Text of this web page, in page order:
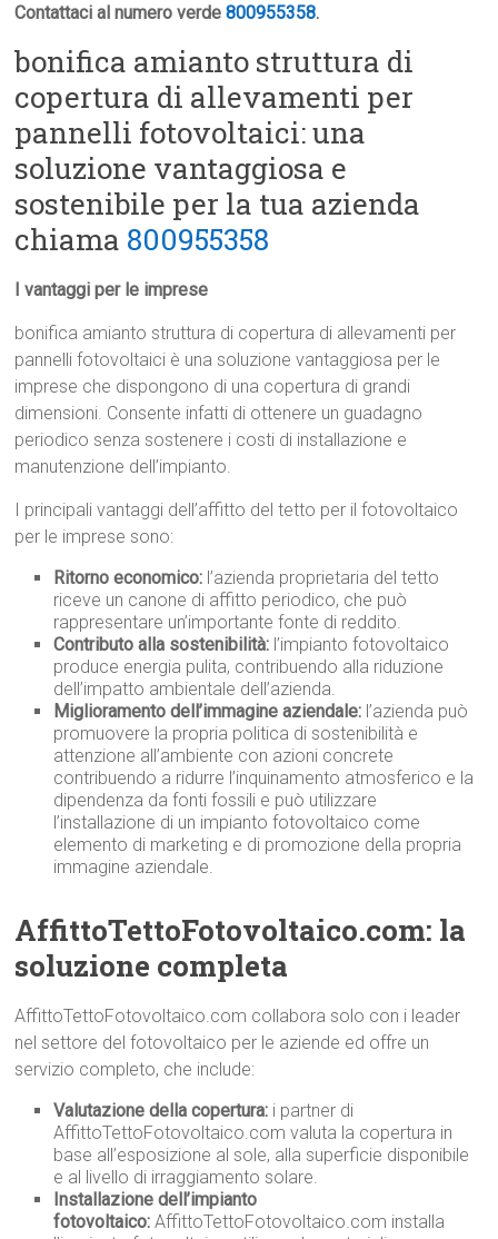
Contattaci al numero verde800955358.
bonifica amianto struttura di
copertura di allevamenti per
pannelli fotovoltaici: una
soluzione vantaggiosa e
sostenibile per la tua azienda
chiama 800955358
I vantaggi per le imprese
bonifica amianto struttura di copertura di allevamenti per
pannelli fotovoltaici è una soluzione vantaggiosa per le
imprese che dispongono di una copertura di grandi
dimensioni. Consente infatti di ottenere un guadagno
periodico senza sostenere i costi di installazione e
manutenzione dell’impianto.
I principali vantaggi dell’affitto del tetto per il fotovoltaico
per le imprese sono:
Ritorno economico: l’azienda proprietaria del tetto
riceve un canone di affitto periodico, che può
rappresentare un’importante fonte di reddito.
Contributo alla sostenibilità: l’impianto fotovoltaico
produce energia pulita, contribuendo alla riduzione
dell’impatto ambientale dell’azienda.
Miglioramento dell’immagine aziendale: l’azienda può
promuovere la propria politica di sostenibilità e
attenzione all’ambiente con azioni concrete
contribuendo a ridurre l’inquinamento atmosferico e la
dipendenza da fonti fossili e può utilizzare
l’installazione di un impianto fotovoltaico come
elemento di marketing e di promozione della propria
immagine aziendale.
AffittoTettoFotovoltaico.com: la
soluzione completa
AffittoTettoFotovoltaico.com collabora solo con i leader
nel settore del fotovoltaico per le aziende ed offre un
servizio completo, che include:
Valutazione della copertura: i partner di
AffittoTettoFotovoltaico.com valuta la copertura in
base all’esposizione al sole, alla superficie disponibile
e al livello di irraggiamento solare.
Installazione dell’impianto
fotovoltaico: AffittoTettoFotovoltaico.com installa